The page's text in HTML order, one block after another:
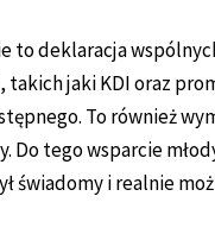
to deklaracja
jaki KDI oraz
To również
Do tego wsparcie
świadomy i realnie